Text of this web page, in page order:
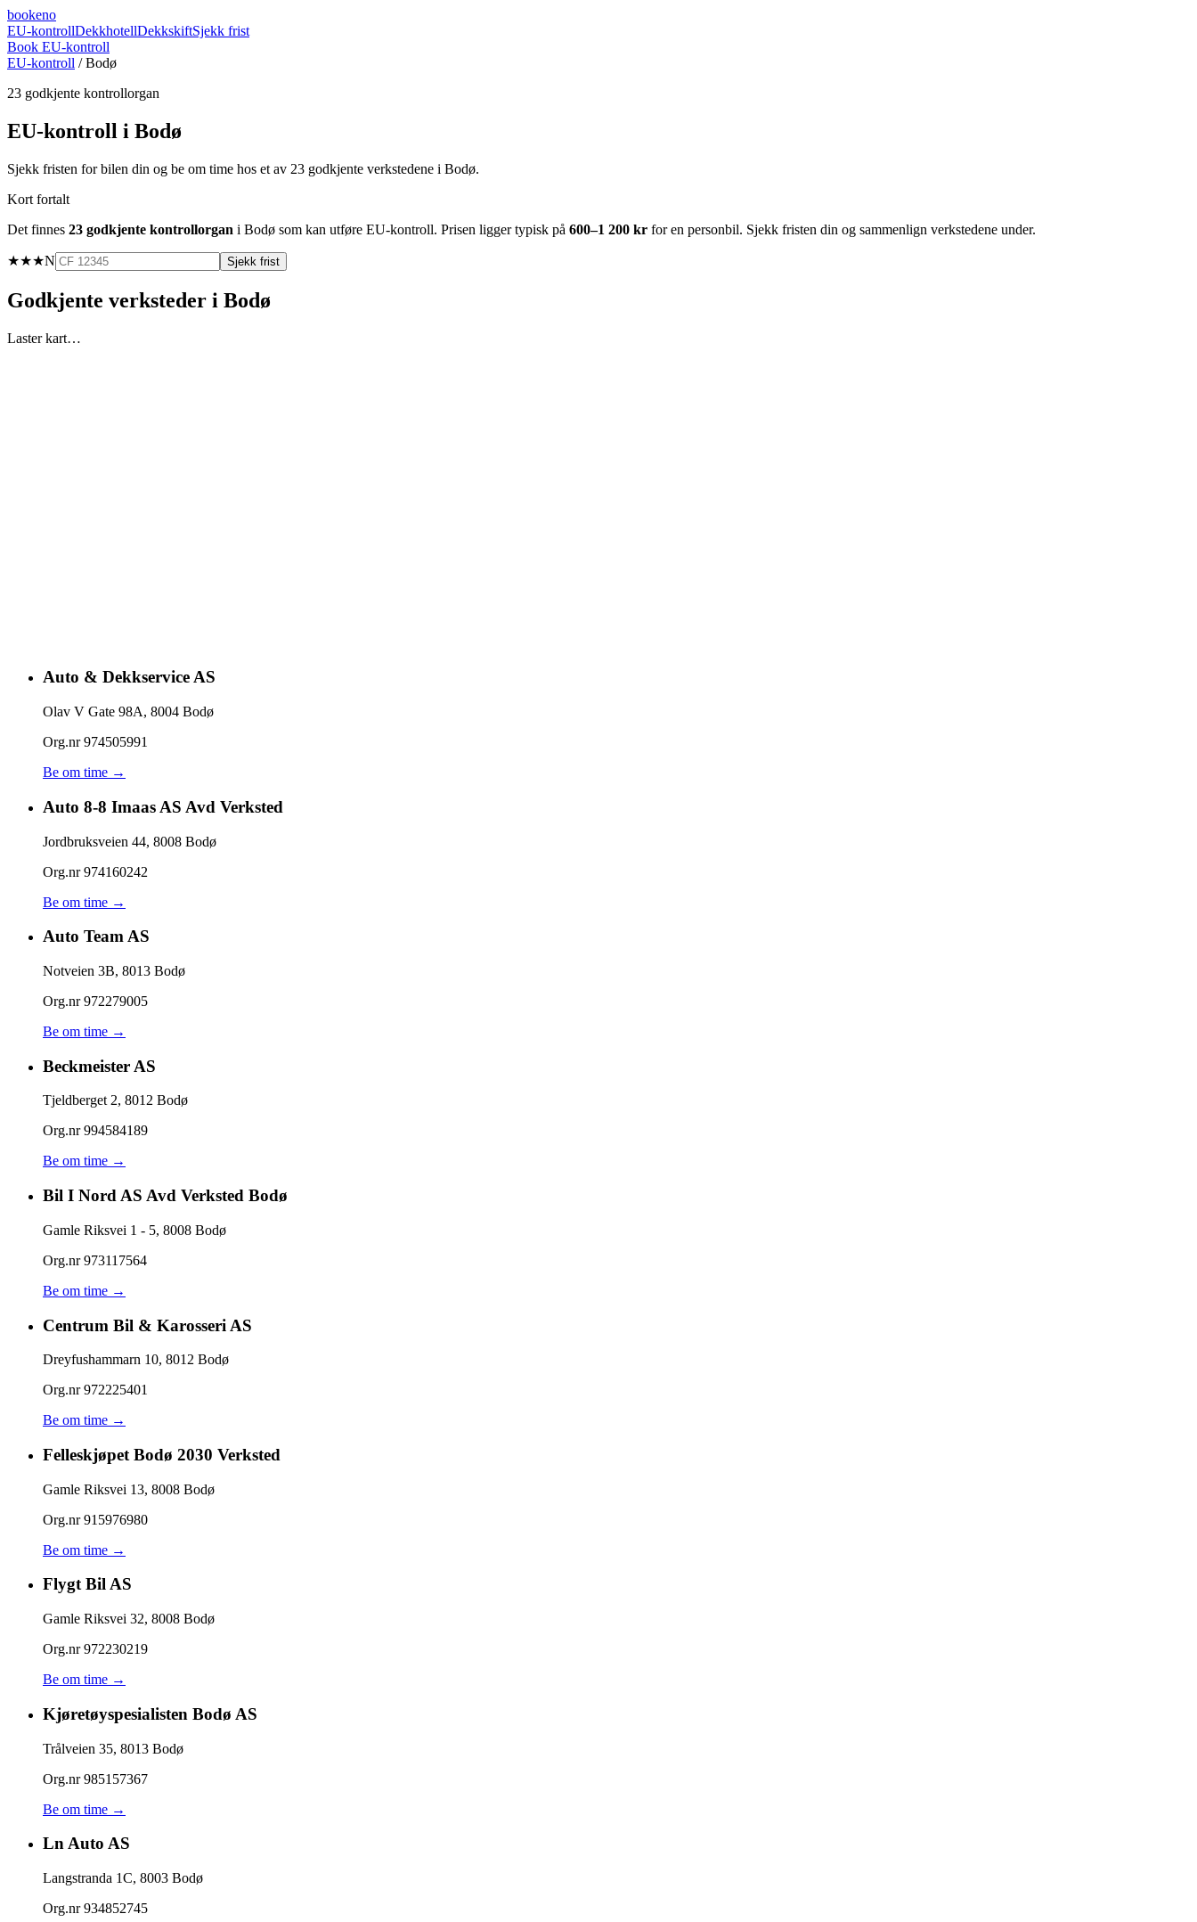
bookeno
EU-kontrollDekkhotellDekkskiftSjekk frist
Book EU-kontroll
EU-kontroll /Bodø
23 godkjente kontrollorgan
EU-kontroll i Bodø
Sjekk fristen for bilen din og be om time hos et av 23 godkjente verkstedene i Bodø.
Kort fortalt
Det finnes 23 godkjente kontrollorgan i Bodø som kan utføre EU-kontroll. Prisen ligger typisk på 600–1 200 kr for en personbil. Sjekk fristen din og sammenlign verkstedene under.
★★★N Sjekk frist
Godkjente verksteder i Bodø
Laster kart…
Auto & Dekkservice AS
Olav V Gate 98A, 8004 Bodø
Org.nr974505991
Be om time →
Auto 8-8 Imaas AS Avd Verksted
Jordbruksveien 44, 8008 Bodø
Org.nr974160242
Be om time →
Auto Team AS
Notveien 3B, 8013 Bodø
Org.nr972279005
Be om time →
Beckmeister AS
Tjeldberget 2, 8012 Bodø
Org.nr994584189
Be om time →
Bil I Nord AS Avd Verksted Bodø
Gamle Riksvei 1 - 5, 8008 Bodø
Org.nr973117564
Be om time →
Centrum Bil & Karosseri AS
Dreyfushammarn 10, 8012 Bodø
Org.nr972225401
Be om time →
Felleskjøpet Bodø 2030 Verksted
Gamle Riksvei 13, 8008 Bodø
Org.nr915976980
Be om time →
Flygt Bil AS
Gamle Riksvei 32, 8008 Bodø
Org.nr972230219
Be om time →
Kjøretøyspesialisten Bodø AS
Trålveien 35, 8013 Bodø
Org.nr985157367
Be om time →
Ln Auto AS
Langstranda 1C, 8003 Bodø
Org.nr934852745